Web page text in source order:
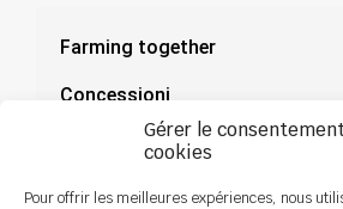
Gérer le
cookies
Pour offrir les meilleures expériences, nous
Farming together
Concessioni
Documentazione
Notizie